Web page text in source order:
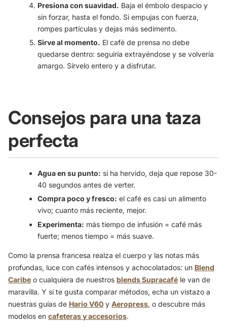
Presiona con suavidad. Baja el émbolo despacio y
sin forzar, hasta el fondo. Si empujas con fuerza,
rompes partículas y dejas más sedimento.
Sirve al momento. El café de prensa no debe
quedarse dentro: seguiría extrayéndose y se volvería
amargo. Sírvelo entero y a disfrutar.
Consejos para una taza
perfecta
Agua en su punto: si ha hervido, deja que repose 30-
40 segundos antes de verter.
Compra poco y fresco: el café es casi un alimento
vivo; cuanto más reciente, mejor.
Experimenta: más tiempo de infusión = café más
fuerte; menos tiempo = más suave.
Como la prensa francesa realza el cuerpo y las notas más
profundas, luce con cafés intensos y achocolatados: un Blend
Caribe o cualquiera de nuestros blends Supracafé le van de
maravilla. Y si te gusta comparar métodos, echa un vistazo a
nuestras guías de Hario V60 y Aeropress, o descubre más
modelos en cafeteras y accesorios.